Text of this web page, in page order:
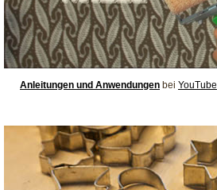
Anleitungen und Anwendungen bei YouTube